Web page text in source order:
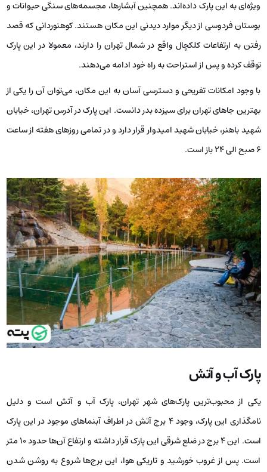
ویژه‌ای به این پارک داده‌اند. همچنین آبشارها، مجسمه‌های سنگی حیوانات و
بوستان فردوسی از دیگر موارد دیدنی این مکان هستند. کوهنوردانی که قصد
رفتن به ارتفاعات کلکچال واقع در شمال تهران را دارند، معمولا در این پارک
توقف کرده و پس از استراحت به راه خود ادامه می‌دهند.
با وجود امکانات تفریحی و دسترسی آسان به این مکان، می‌توان آن را یکی از
بهترین جاهای تهران برای سیزده بدر دانست. این پارک در آدرس تهران، خیابان
شهید باهنر، خیابان شهید امیدوار قرار دارد و در تمامی روزهای هفته از ساعت
6 صبح الی 24 باز است.
پارک آب و آتش
یکی از محبوب‌ترین پارک‌های شهر تهران، پارک آب و آتش است و دلیل
نامگذاری این پارک، وجود 4 برج آتش در اطراف آبنماهای موجود در این پارک
است. این 4 برج در ضلع شرقی این پارک قرار داشته و ارتفاع آن‌ها حدود 10 متر
است. پس از غروب خورشید و تاریکی هوا، این برج‌ها شروع به روشن شدن